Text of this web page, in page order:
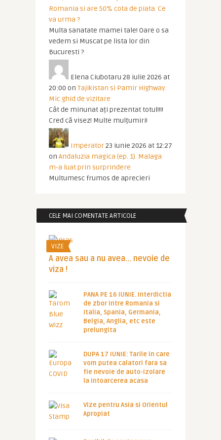
Romania si are 50% cota de piata. Ce
va urma ?
Multa sanatate mamei tale! Oare o sa
vedem si Muscat pe lista lor din
Bucuresti ?
Elena Ciubotaru 28 iulie 2026 at
20:00 on Tajikistan si Pamir Highway.
Mic ghid de vizitare
Cât de minunat ați prezentat totul!!!!
Cred că visez! Multe mulțumiri!
Imperator23 iunie 2026 at 12:27
on Andaluzia magica (ep. 1). Malaga
m-a luat prin surprindere
Multumesc frumos de aprecieri
CELE MAI COMENTATE ARTICOLE
VIZE
A avea sau a nu avea… nevoie de
viza !
PANA PE 16 IUNIE. Interdictia
de zbor intre Romania si
Italia, Spania, Germania,
Belgia, Anglia, etc este
prelungita
DUPA 17 IUNIE: Tarile in care
vom putea calatori fara sa
fie nevoie de auto-izolare
la intoarcerea acasa
Vize pentru Asia si Orientul
Apropiat